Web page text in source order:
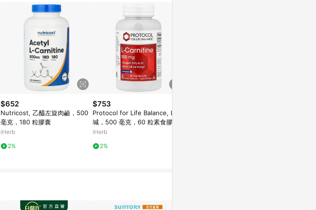
$652
Nutricost, 乙醯左旋肉鹼，500
毫克，180 粒膠囊
iHerb
2%
$753
Protocol for Life Balance, L-肉
堿，500 毫克，60 粒素食膠囊
iHerb
2%